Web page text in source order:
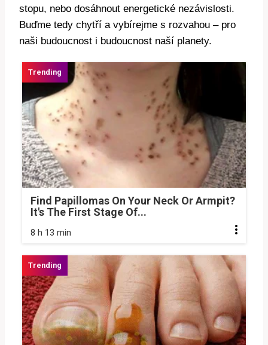
stopu, nebo dosáhnout energetické nezávislosti.
Buďme tedy chytří a vybírejme s rozvahou – pro
naši budoucnost i budoucnost naší planety.
Find Papillomas On Your Neck Or Armpit?
It's The First Stage Of...
8 h 13 min